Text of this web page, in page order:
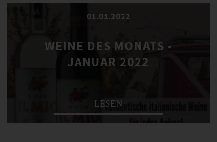
01.01.2022
WEINE DES MONATS -
JANUAR 2022
LESEN